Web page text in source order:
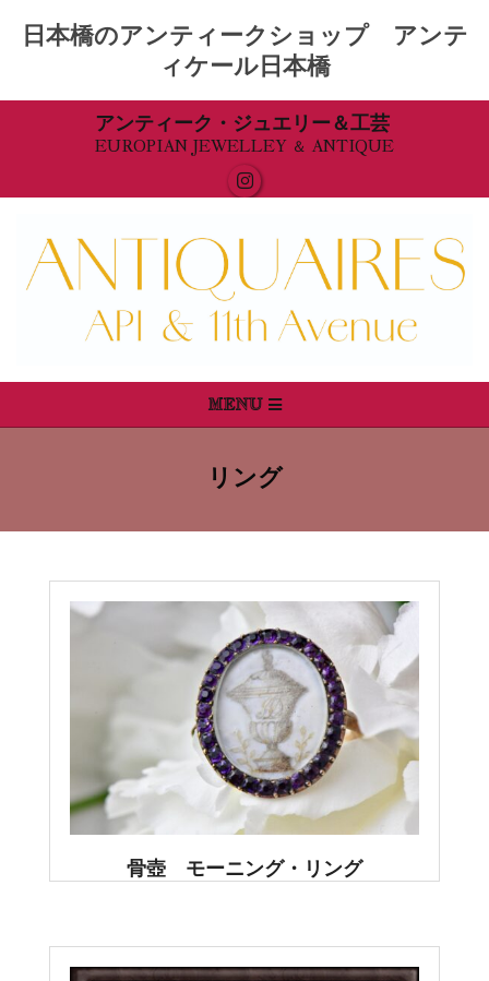
日本橋のアンティークショップ アンテ
ィケール日本橋
アンティーク・ジュエリー＆工芸
EUROPIAN JEWELLEY ＆ ANTIQUE
Navigation
MENU
リング
骨壺 モーニング・リング